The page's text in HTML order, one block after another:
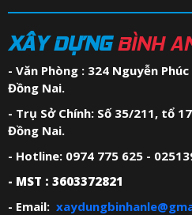
XÂY DỰNG BÌNH
- Văn Phòng : 324 Nguyễn
Đồng Nai.
- Trụ Sở Chính: Số 35/211, tổ
Đồng Nai.
- Hotline: 0974 775 625 -
- MST : 3603372821
- Email: